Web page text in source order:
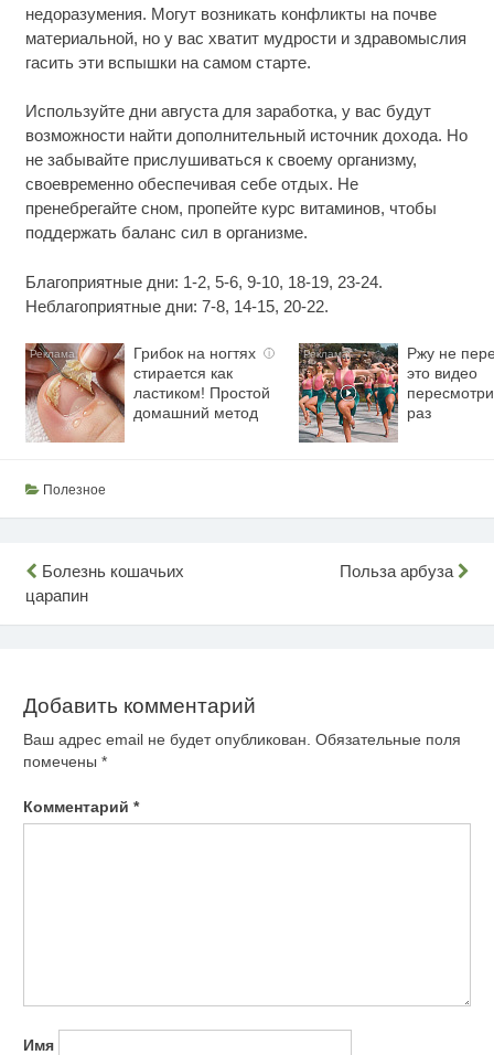
недоразумения. Могут возникать конфликты на почве
материальной, но у вас хватит мудрости и здравомыслия
гасить эти вспышки на самом старте.
Используйте дни августа для заработка, у вас будут
возможности найти дополнительный источник дохода. Но
не забывайте прислушиваться к своему организму,
своевременно обеспечивая себе отдых. Не
пренебрегайте сном, пропейте курс витаминов, чтобы
поддержать баланс сил в организме.
Благоприятные дни: 1-2, 5-6, 9-10, 18-19, 23-24.
Неблагоприятные дни: 7-8, 14-15, 20-22.
i
Грибок на ногтях
стирается как
ластиком! Простой
домашний метод
Ржу не
это видео
раз
Полезное
Навигация
по
Болезнь кошачьих
царапин
Польза арбуза
Добавить комментарий
Ваш адрес email не будет опубликован. Обязательные поля
помечены *
Комментарий *
Имя